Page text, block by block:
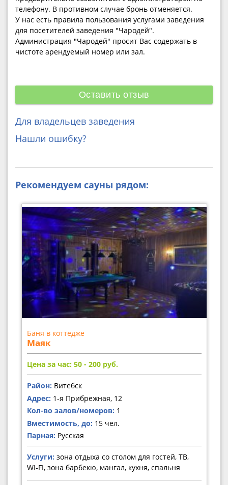
телефону. В противном случае бронь отменяется.
У нас есть правила пользования услугами заведения
для посетителей заведения "Чародей".
Администрация "Чародей" просит Вас содержать в
чистоте арендуемый номер или зал.
Оставить отзыв
Для владельцев заведения
Нашли ошибку?
Рекомендуем сауны рядом:
Баня в коттедже
Маяк
Цена за час: 50 - 200 руб.
Район: Витебск
Адрес: 1-я Прибрежная, 12
Кол-во залов/номеров: 1
Вместимость, до: 15 чел.
Парная: Русская
Услуги: зона отдыха со столом для гостей, ТВ,
WI-FI, зона барбекю, мангал, кухня, спальня